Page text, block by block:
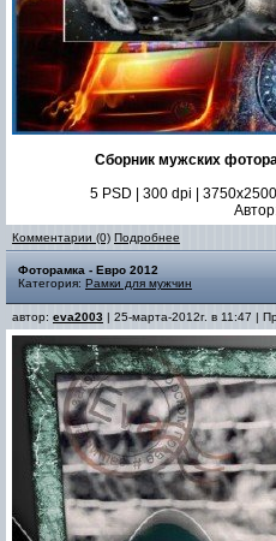
Сборник мужских
5 PSD | 300 dpi |
Комментарии (0) Подробнее
Фоторамка - Евро 2012
Категория: Рамки для мужчин
автор: eva2003 | 25-марта-2012г. в 11:47 |